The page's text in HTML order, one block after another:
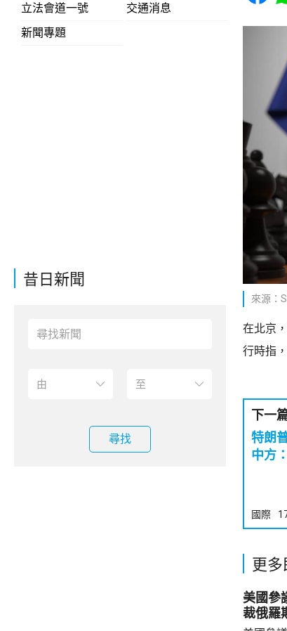
立法會道一號
交通消息
新聞專題
昔日新聞
尋找
來源：
在北京
行時指
下一
特朗
中方
國際
更
美國參
裁俄羅